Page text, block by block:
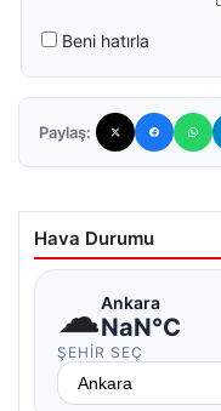
Beni hatırla
Paylaş:
Hava Durumu
☁Ankara
NaN°C
ŞEHIR SEÇ